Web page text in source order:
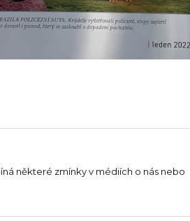
některé zmínky v médiích o nás nebo